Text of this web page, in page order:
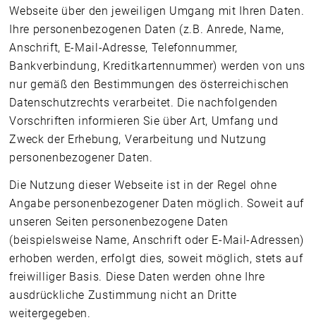
Webseite über den jeweiligen Umgang mit Ihren Daten.
Ihre personenbezogenen Daten (z.B. Anrede, Name,
Anschrift, E-Mail-Adresse, Telefonnummer,
Bankverbindung, Kreditkartennummer) werden von uns
nur gemäß den Bestimmungen des österreichischen
Datenschutzrechts verarbeitet. Die nachfolgenden
Vorschriften informieren Sie über Art, Umfang und
Zweck der Erhebung, Verarbeitung und Nutzung
personenbezogener Daten.
Die Nutzung dieser Webseite ist in der Regel ohne
Angabe personenbezogener Daten möglich. Soweit auf
unseren Seiten personenbezogene Daten
(beispielsweise Name, Anschrift oder E-Mail-Adressen)
erhoben werden, erfolgt dies, soweit möglich, stets auf
freiwilliger Basis. Diese Daten werden ohne Ihre
ausdrückliche Zustimmung nicht an Dritte
weitergegeben.